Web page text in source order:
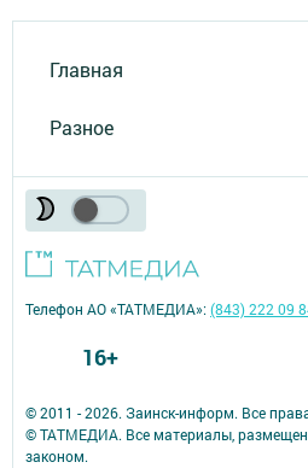
Главная
Разное
© 2011 - 2026. Заинск-информ. Все
© ТАТМЕДИА. Все материалы,
законом.
Телефон АО «ТАТМЕДИА»:(843) 222 09
16+